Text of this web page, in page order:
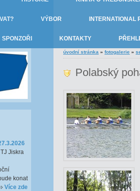
VÝBOR INTERNATIONAL
SPONZOŘI KONTAKTY
úvodní stránka » fotogalerie »
Polabský
Jiskra
konat
Více zde